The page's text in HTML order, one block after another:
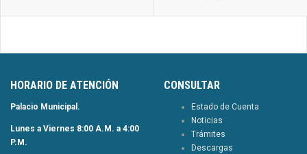
HORARIO DE ATENCIÓN
Palacio Municipal.
Lunes a Viernes 8:00 A.M. a 4:00
P.M.
CONSULTAR
Estado de Cuenta
Noticias
Trámites
Descargas